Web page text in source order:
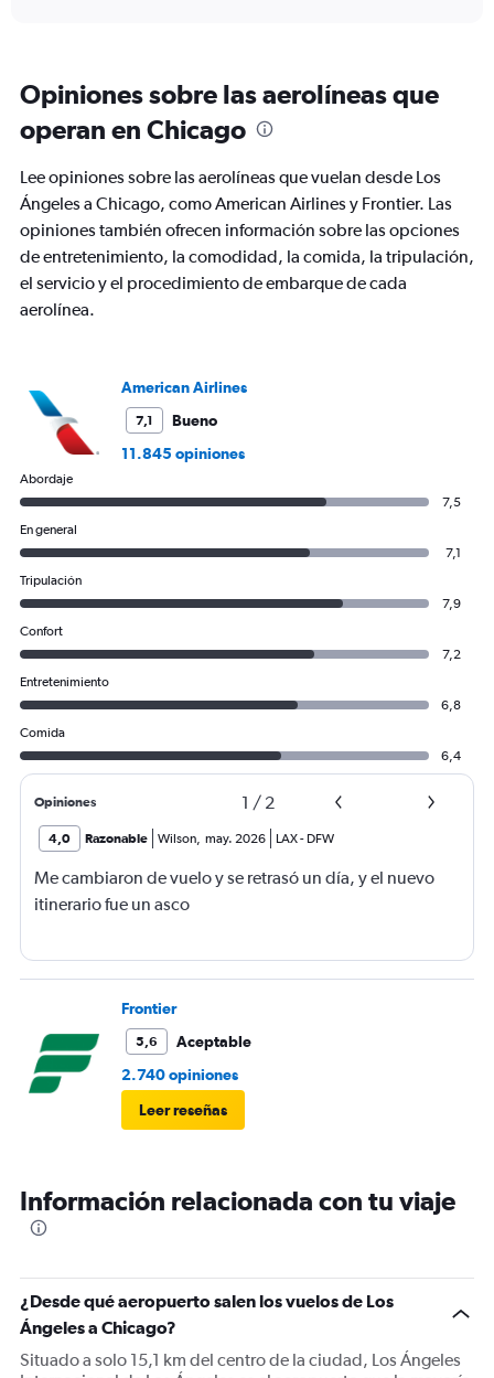
6
The
has
2
Y
axes
displaying
Avg.
Price
flights.
Opiniones sobre las aerolíneas que
operan en Chicago
Lee opiniones sobre las aerolíneas que vuelan desde Los
Ángeles a Chicago, como American Airlines y Frontier. Las
opiniones también ofrecen información sobre las opciones
de entretenimiento, la comodidad, la comida, la tripulación,
el servicio y el procedimiento de embarque de cada
aerolínea.
American Airlines
7,1
Bueno
11.845 opiniones
Abordaje
7,5
En general
7,1
Tripulación
7,9
Confort
7,2
Entretenimiento
6,8
Comida
6,4
Opiniones 1 / 2
4,0 Razonable Wilson, may. 2026 LAX- DFW
Me cambiaron de vuelo y se retrasó un día, y el nuevo
itinerario fue un asco
Frontier
5,6
Aceptable
2.740 opiniones
Leer reseñas
Información relacionada con tu viaje
¿Desde qué aeropuerto salen los vuelos de Los
Ángeles a Chicago?
Situado a solo 15,1 km del centro de la ciudad, Los Ángeles